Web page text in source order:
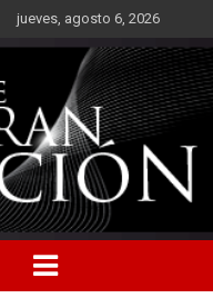
Saltarjueves, agosto 6, 2026